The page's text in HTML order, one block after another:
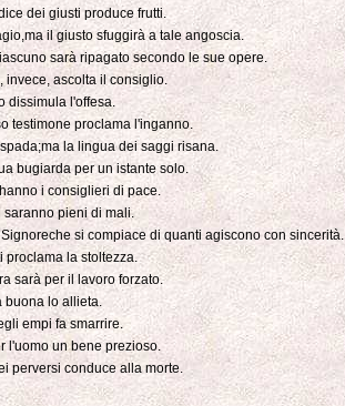
dei giusti produce frutti.
il giusto sfuggirà a tale angoscia.
sarà ripagato secondo le sue opere.
invece, ascolta il consiglio.
dissimula l'offesa.
testimone proclama l'inganno.
la lingua dei saggi risana.
bugiarda per un istante solo.
i consiglieri di pace.
pieni di mali.
si compiace di quanti agiscono con sincerità.
proclama la stoltezza.
sarà per il lavoro forzato.
buona lo allieta.
empi fa smarrire.
l'uomo un bene prezioso.
perversi conduce alla morte.